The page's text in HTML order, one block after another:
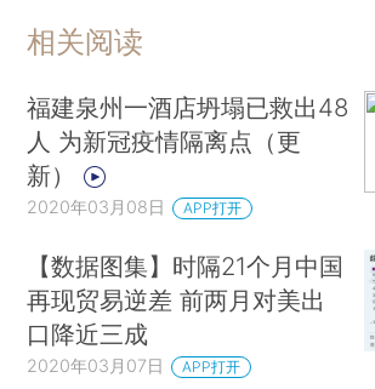
相关阅读
福建泉州一酒店坍塌已救出48
人 为新冠疫情隔离点（更
新）
2020年03月08日 APP打开
【数据图集】时隔21个月中国
再现贸易逆差 前两月对美出
口降近三成
2020年03月07日 APP打开